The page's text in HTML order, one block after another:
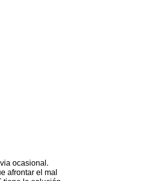
ocasional.
afrontar el mal